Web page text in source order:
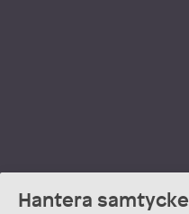
Hantera samtycke